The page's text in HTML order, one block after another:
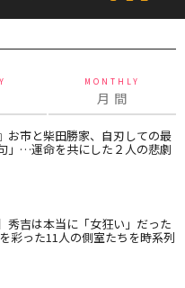
MONTHLY
月 間
お市と柴田勝家、自刃しての最
」…運命を共にした２人の悲劇
秀吉は本当に「女狂い」だった
彩った11人の側室たちを時系列